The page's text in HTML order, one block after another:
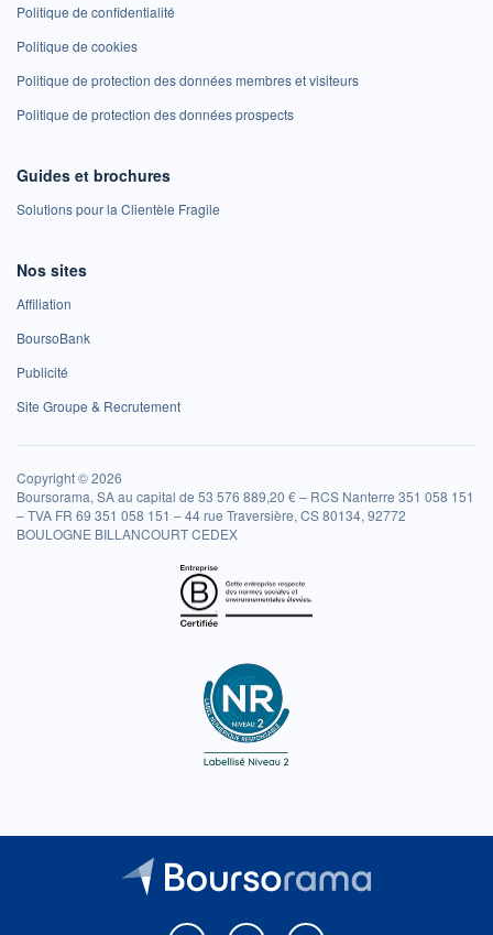
Politique de confidentialité
Politique de cookies
Politique de protection des données membres et visiteurs
Politique de protection des données prospects
Guides et brochures
Solutions pour la Clientèle Fragile
Nos sites
Affiliation
BoursoBank
Publicité
Site Groupe & Recrutement
Copyright © 2026
Boursorama, SA au capital de 53 576 889,20 € – RCS Nanterre 351 058 151
– TVA FR 69 351 058 151 – 44 rue Traversière, CS 80134, 92772
BOULOGNE BILLANCOURT CEDEX